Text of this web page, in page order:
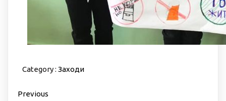
Category : Заходи
Previous